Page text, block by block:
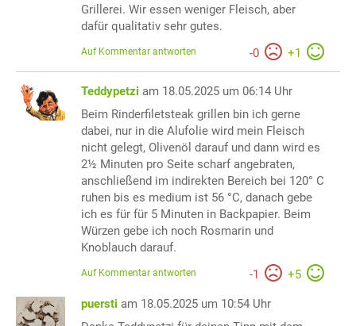
Grillerei. Wir essen weniger Fleisch, aber
dafür qualitativ sehr gutes.
-0 +1
Auf Kommentar antworten
Teddypetzi am 18.05.2025 um 06:14 Uhr
Beim Rinderfiletsteak grillen bin ich gerne
dabei, nur in die Alufolie wird mein Fleisch
nicht gelegt, Olivenöl darauf und dann wird es
2½ Minuten pro Seite scharf angebraten,
anschließend im indirekten Bereich bei 120° C
ruhen bis es medium ist 56 °C, danach gebe
ich es für für 5 Minuten in Backpapier. Beim
Würzen gebe ich noch Rosmarin und
Knoblauch darauf.
-1 +5
Auf Kommentar antworten
puersti am 18.05.2025 um 10:54 Uhr